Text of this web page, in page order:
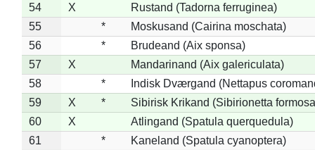
54
X
Rustand (Tadorna ferruginea)
55
*
Moskusand (Cairina moschata)
56
*
Brudeand (Aix sponsa)
57
X
Mandarinand (Aix galericulata)
58
*
Indisk Dværgand (Nettapus
59
X *
Sibirisk Krikand (Sibirionetta
60
X
Atlingand (Spatula querquedula)
61
*
Kaneland (Spatula cyanoptera)